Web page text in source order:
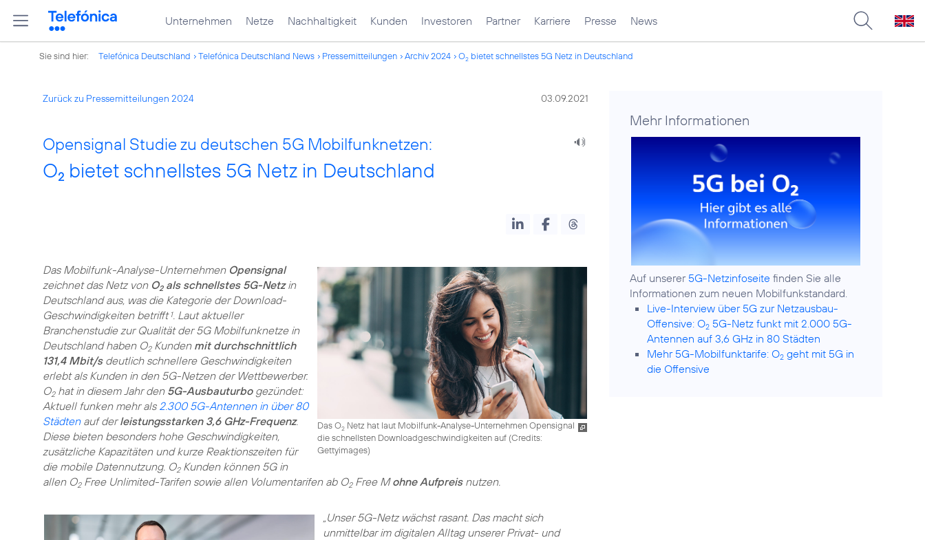
Unternehmen Netze Nachhaltigkeit Kunden Investoren Partner Karriere Presse News
Sie sind hier: Telefónica Deutschland Telefónica Deutschland News Pressemitteilungen Archiv 2024 O2 bietet schnellstes 5G Netz in Deutschland
Zurück zu Pressemitteilungen 2024 03.09.2021
Opensignal Studie zu deutschen 5G Mobilfunknetzen:
O2 bietet schnellstes 5G Netz in Deutschland
Das O2Netz hat laut Mobilfunk-Analyse-Unternehmen Opensignal
die schnellsten Downloadgeschwindigkeiten auf (Credits:
Gettyimages)
Das Mobilfunk-Analyse-Unternehmen Opensignal
zeichnet das Netz von O2als schnellstes 5G-Netzin
Deutschland aus, was die Kategorie der Download-
Geschwindigkeiten betrifft1. Laut aktueller
Branchenstudie zur Qualität der 5G Mobilfunknetze in
Deutschland haben O2Kunden mit durchschnittlich
131,4 Mbit/sdeutlich schnellere Geschwindigkeiten
erlebt als Kunden in den 5G-Netzen der Wettbewerber.
O2hat in diesem Jahr den 5G-Ausbauturbogezündet:
Aktuell funken mehr als 2.300 5G-Antennen in über 80
Städtenauf derleistungsstarken 3,6 GHz-Frequenz.
Diese bieten besonders hohe Geschwindigkeiten,
zusätzliche Kapazitäten und kurze Reaktionszeiten für
die mobile Datennutzung. O2Kunden können 5G in
allen O2Free Unlimited-Tarifen sowie allen Volumentarifen ab O2Free Mohne Aufpreisnutzen.
„Unser 5G-Netz wächst rasant. Das macht sich
unmittelbar im digitalen Alltag unserer Privat- und
Mehr Informationen
Auf unserer 5G-Netzinfoseite finden Sie alle
Live-Interview über 5G zur Netzausbau-
Offensive: O2 5G-Netz funkt mit 2.000 5G-
Antennen auf 3,6 GHz in 80 Städten
Mehr 5G-Mobilfunktarife: O2 geht mit 5G in
die Offensive